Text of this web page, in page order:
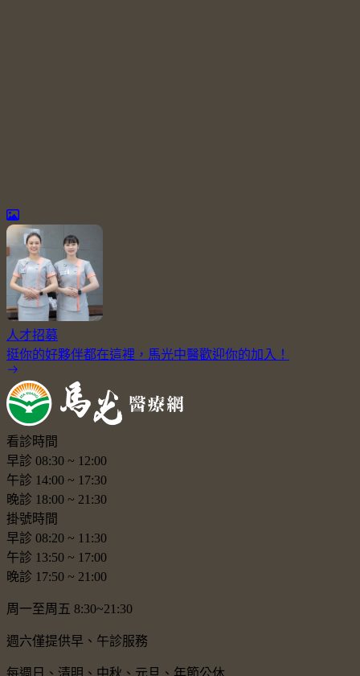
人才招募
挺你的好夥伴都在這裡，馬光中醫歡迎你的加入！
看診時間
早診 08:30 ~ 12:00
午診 14:00 ~ 17:30
晚診 18:00 ~ 21:30
掛號時間
早診 08:20 ~ 11:30
午診 13:50 ~ 17:00
晚診 17:50 ~ 21:00
周一至周五 8:30~21:30
週六僅提供早、午診服務
每週日、清明、中秋、元旦、年節公休